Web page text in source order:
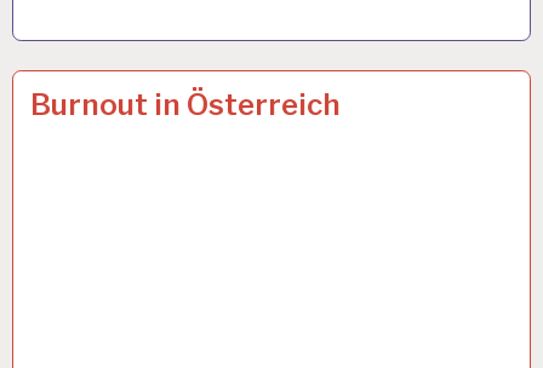
12-
STUNDEN-
Burnout in Österreich
14 APR. 2024